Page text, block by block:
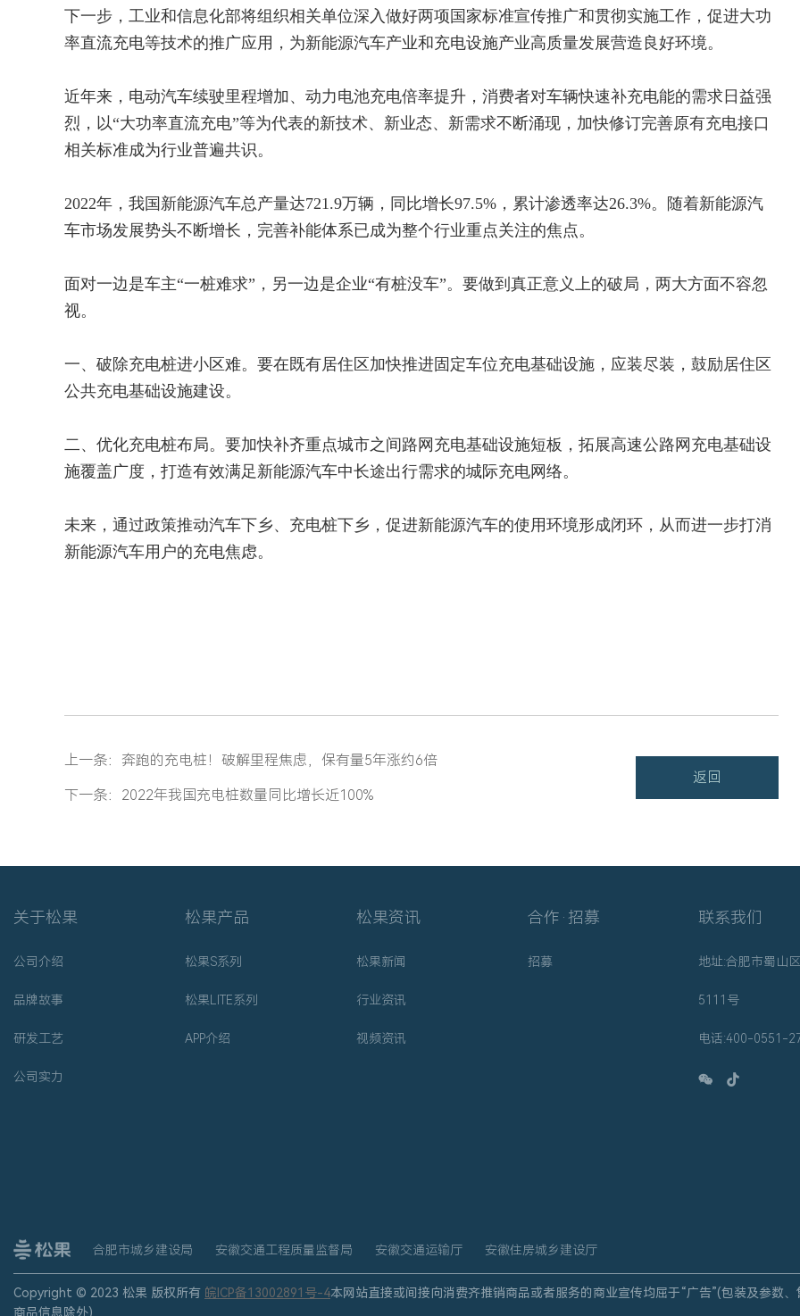
下一步，工业和信息化部将组织相关单位深入做好两项国家标准宣传推广和贯彻实施工作，促进大功
率直流充电等技术的推广应用，为新能源汽车产业和充电设施产业高质量发展营造良好环境。
近年来，电动汽车续驶里程增加、动力电池充电倍率提升，消费者对车辆快速补充电能的需求日益强
烈，以“大功率直流充电”等为代表的新技术、新业态、新需求不断涌现，加快修订完善原有充电接口
相关标准成为行业普遍共识。
2022年，我国新能源汽车总产量达721.9万辆，同比增长97.5%，累计渗透率达26.3%。随着新能源汽
车市场发展势头不断增长，完善补能体系已成为整个行业重点关注的焦点。
面对一边是车主“一桩难求”，另一边是企业“有桩没车”。要做到真正意义上的破局，两大方面不容忽
视。
一、破除充电桩进小区难。要在既有居住区加快推进固定车位充电基础设施，应装尽装，鼓励居住区
公共充电基础设施建设。
二、优化充电桩布局。要加快补齐重点城市之间路网充电基础设施短板，拓展高速公路网充电基础设
施覆盖广度，打造有效满足新能源汽车中长途出行需求的城际充电网络。
未来，通过政策推动汽车下乡、充电桩下乡，促进新能源汽车的使用环境形成闭环，从而进一步打消
新能源汽车用户的充电焦虑。
上一条： 奔跑的充电桩！破解里程焦虑，保有量5年涨约6倍
下一条： 2022年我国充电桩数量同比增长近100%
返回
关于松果
公司介绍
品牌故事
研发工艺
公司实力
松果产品
松果S系列
松果LITE系列
APP介绍
松果资讯
松果新闻
行业资讯
视频资讯
合作·招募
招募
联系我们
地址:合肥市蜀山
5111号
电话:400-0551-
合肥市城乡建设局 安徽交通工程质量监督局 安徽交通运输厅 安徽住房城乡建设厅
Copyright © 2023 松果 版权所有 皖ICP备13002891号-4本网站直接或间接向消费齐推销商品或者服务的商业宣传均屈于“广告”(包装及参数、
商品信息除外)